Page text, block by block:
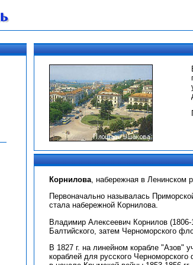
Корнилова, набережная в Ленинском
Первоначально называлась
стала набережной Корнилова.
Владимир Алексеевич Корнилов
Балтийского, затем Черноморского
В 1827 г. на линейном корабле "Азов"
кораблей для русского